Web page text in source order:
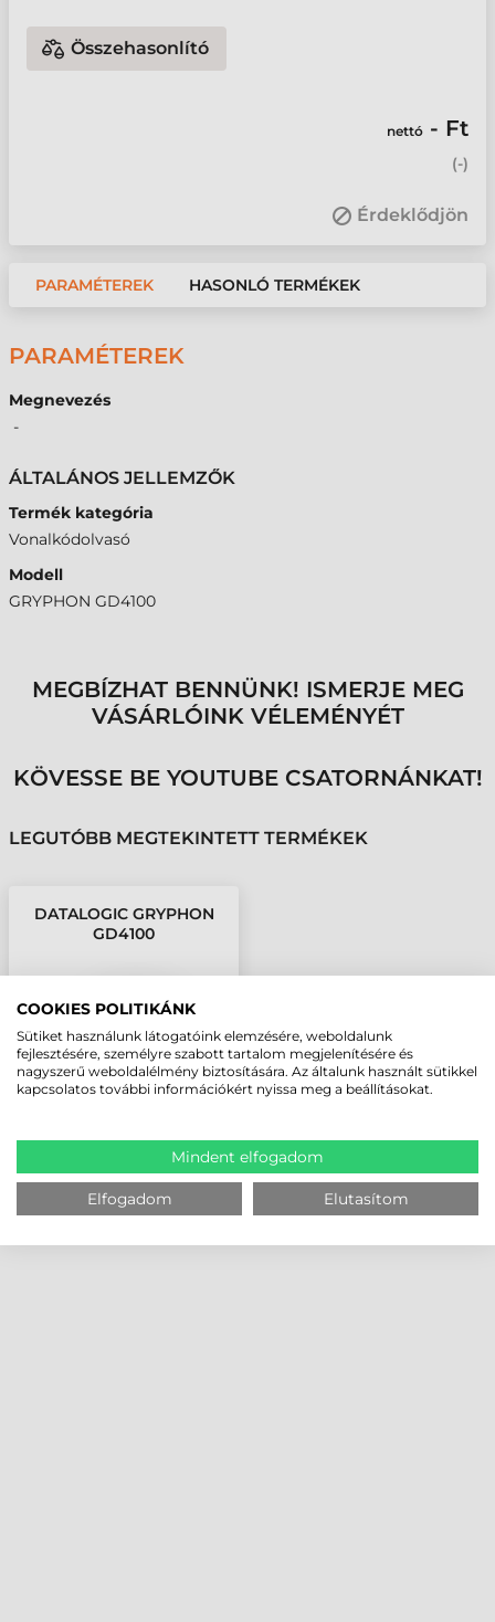
Összehasonlító
nettó - Ft
(-)
Érdeklődjön
PARAMÉTEREK HASONLÓ TERMÉKEK
PARAMÉTEREK
Megnevezés
-
ÁLTALÁNOS JELLEMZŐK
Termék kategória
Vonalkódolvasó
Modell
GRYPHON GD4100
MEGBÍZHAT BENNÜNK! ISMERJE MEG
VÁSÁRLÓINK VÉLEMÉNYÉT
KÖVESSE BE YOUTUBE CSATORNÁNKAT!
LEGUTÓBB MEGTEKINTETT TERMÉKEK
DATALOGIC GRYPHON
GD4100
COOKIES POLITIKÁNK
Sütiket használunk látogatóink elemzésére, weboldalunk
fejlesztésére, személyre szabott tartalom megjelenítésére és
nagyszerű weboldalélmény biztosítására. Az általunk használt sütikkel
kapcsolatos további információkért nyissa meg a beállításokat.
Mindent elfogadom
Elfogadom Elutasítom